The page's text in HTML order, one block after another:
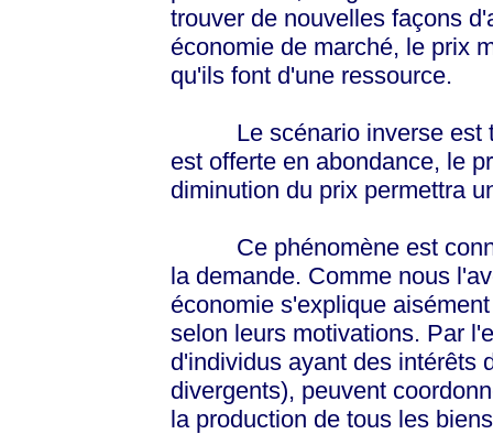
trouver de nouvelles façons
économie de marché, le prix
qu'ils font d'une ressource.
Le scénario inverse est
est offerte en abondance, le
diminution du prix permettra
Ce phénomène est connu
la demande. Comme nous
économie s'explique
selon leurs motivations. Par
d'individus ayant des intérêts
divergents), peuvent
la production de tous les